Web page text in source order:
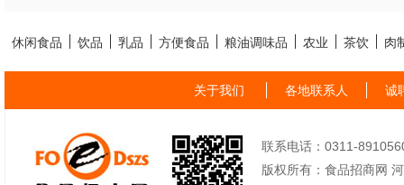
休闲食品 饮品 乳品 方便食品 粮油调味品 农业 茶饮 肉
关于我们 各地联系人 诚
联系电话：0311-
版权所有：食品招商网